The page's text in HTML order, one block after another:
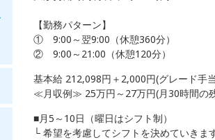
【勤務パターン】
① 9:00～翌9:00（休憩360分）
② 9:00～21:00（休憩120分）
基本給 212,098円＋2,000円(グレード手
≪月収例≫ 25万円～27万円(月30時間の
■月5～10日（曜日はシフト制）
└ 希望を考慮してシフトを決めていきます